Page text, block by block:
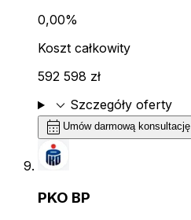
0,00%
Koszt całkowity
592 598 zł
expand_more Szczegóły oferty
calendar_month Umów darmową konsultację
PKO BP